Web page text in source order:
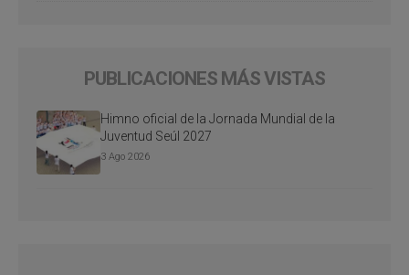
PUBLICACIONES MÁS VISTAS
Himno oficial de la Jornada Mundial de la
Juventud Seúl 2027
3 Ago 2026